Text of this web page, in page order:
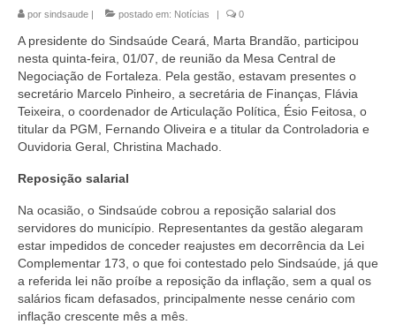
por sindsaude | postado em: Notícias | 0
A presidente do Sindsaúde Ceará, Marta Brandão, participou
nesta quinta-feira, 01/07, de reunião da Mesa Central de
Negociação de Fortaleza. Pela gestão, estavam presentes o
secretário Marcelo Pinheiro, a secretária de Finanças, Flávia
Teixeira, o coordenador de Articulação Política, Ésio Feitosa, o
titular da PGM, Fernando Oliveira e a titular da Controladoria e
Ouvidoria Geral, Christina Machado.
Reposição salarial
Na ocasião, o Sindsaúde cobrou a reposição salarial dos
servidores do município. Representantes da gestão alegaram
estar impedidos de conceder reajustes em decorrência da Lei
Complementar 173, o que foi contestado pelo Sindsaúde, já que
a referida lei não proíbe a reposição da inflação, sem a qual os
salários ficam defasados, principalmente nesse cenário com
inflação crescente mês a mês.